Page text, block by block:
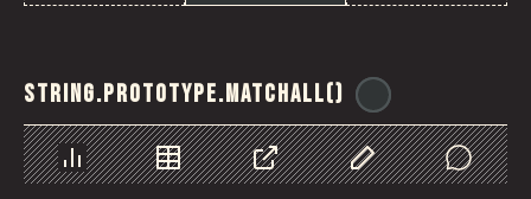
String.prototype.matchAll()
Grafico Dati CondividerePersonalizza i dati
Comments